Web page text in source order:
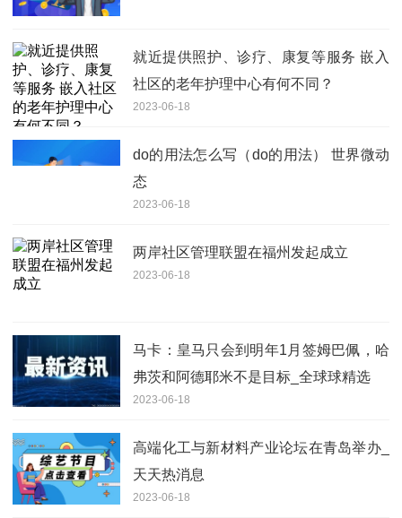
就近提供照护、诊疗、康复等服务 嵌入
社区的老年护理中心有何不同？
2023-06-18
do的用法怎么写（do的用法） 世界微动
态
2023-06-18
两岸社区管理联盟在福州发起成立
2023-06-18
马卡：皇马只会到明年1月签姆巴佩，哈
弗茨和阿德耶米不是目标_全球球精选
2023-06-18
高端化工与新材料产业论坛在青岛举办_
天天热消息
2023-06-18